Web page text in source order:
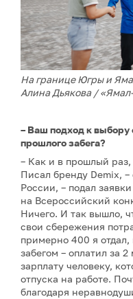
На границе Югры и
Алина Дьякова /
– Ваш подход к
прошлого забега?
– Как и в прошлый
Писал бренду Demix,
России, – подал
на Всероссийский
Ничего. И так вышло,
свои сбережения
примерно 400 я
забегом – оплатил за
зарплату человеку,
отпуска на работе.
благодаря